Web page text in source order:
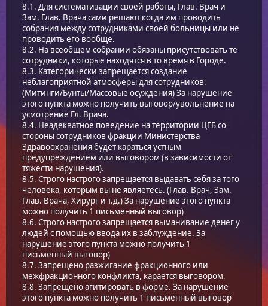
8.1. Для систематизации своей работы, Глав. Врач и
Зам. Глав. Врача сами решают когда им проводить
собрания между сотрудниками своей больницы или не
проводить его вообще.
8.2. На всеобщем собрании обязаны присутствовать те
сотрудники, которые находятся в то время в Городе.
8.3. Категорически запрещается создание
неблагоприятной атмосферы для сотрудников.
(Митинги/Бунты/Массовые осуждения) За нарушение
этого пункта можно получить выговор/увольнение на
усмотрение Гл. Врача.
8.4. Неадекватное поведение на территории ЦГБ со
стороны сотрудников фракции Министерства
Здравоохранения будет караться устным
предупреждением или выговором (в зависимости от
тяжести нарушения).
8.5. Строго настрого запрещается выдавать себя за того
человека, которым вы не являетесь. (Глав. Врач, Зам.
Глав. Врача, Хирург и т.д.) За нарушение этого пункта
можно получить 1 письменный выговор)
8.6. Строго настрого запрещается выманивание денег у
людей с помощью ввода их в заблуждение. За
нарушение этого пункта можно получить 1
письменный выговор)
8.7. Запрещено разжигание фракционного или
межфракционного конфликта, карается выговором.
8.8. Запрещено агитировать в формe. За нарушение
этого пункта можно получить 1 письменный выговор